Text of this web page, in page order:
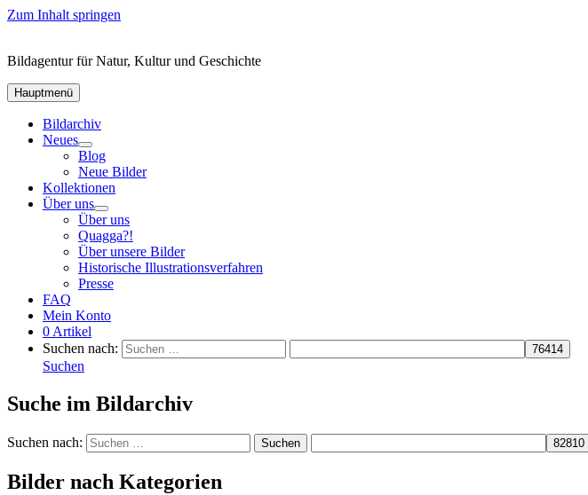
Zum Inhalt springen
Bildagentur für Natur, Kultur und Geschichte
Hauptmenü
Bildarchiv
Neues
Blog
Neue Bilder
Kollektionen
Über uns
Über uns
Quagga?!
Über unsere Bilder
Historische Illustrationsverfahren
Presse
FAQ
Mein Konto
0 Artikel
Suchen nach:
Suchen
Suche im Bildarchiv
Suchen nach:
Bilder nach Kategorien